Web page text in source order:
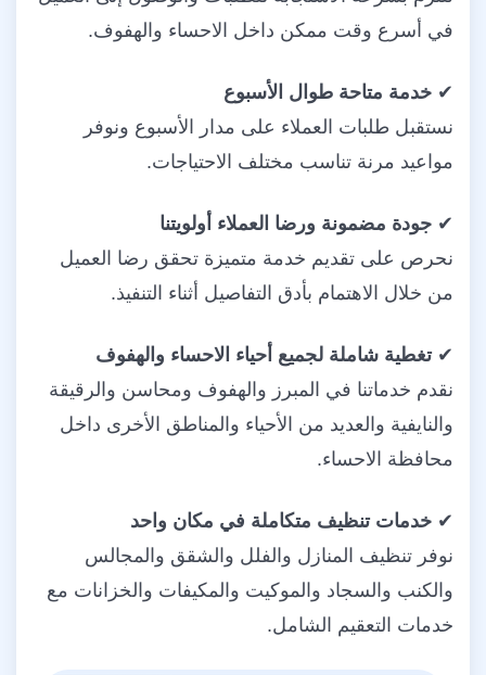
في أسرع وقت ممكن داخل الاحساء والهفوف.
✔ خدمة متاحة طوال الأسبوع
نستقبل طلبات العملاء على مدار الأسبوع ونوفر
مواعيد مرنة تناسب مختلف الاحتياجات.
✔ جودة مضمونة ورضا العملاء أولويتنا
نحرص على تقديم خدمة متميزة تحقق رضا العميل
من خلال الاهتمام بأدق التفاصيل أثناء التنفيذ.
✔تغطية شاملة لجميع أحياء الاحساء والهفوف
نقدم خدماتنا في المبرز والهفوف ومحاسن والرقيقة
والنايفية والعديد من الأحياء والمناطق الأخرى داخل
محافظة الاحساء.
✔ خدمات تنظيف متكاملة في مكان واحد
نوفر تنظيف المنازل والفلل والشقق والمجالس
والكنب والسجاد والموكيت والمكيفات والخزانات مع
خدمات التعقيم الشامل.